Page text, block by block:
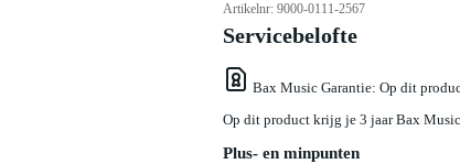
Artikelnr: 9000-0111-2567
Servicebelofte
Bax Music Garantie: Op dit
Op dit product krijg je 3 jaar Bax
Plus- en minpunten